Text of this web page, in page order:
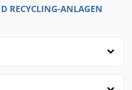
RECYCLING-ANLAGEN